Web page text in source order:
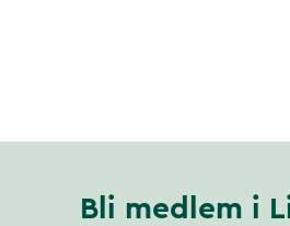
Bli medlem i